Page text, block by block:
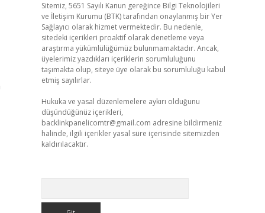
Sitemiz, 5651 Sayılı Kanun gereğince Bilgi Teknolojileri
ve İletişim Kurumu (BTK) tarafından onaylanmış bir Yer
Sağlayıcı olarak hizmet vermektedir. Bu nedenle,
sitedeki içerikleri proaktif olarak denetleme veya
araştırma yükümlülüğümüz bulunmamaktadır. Ancak,
üyelerimiz yazdıkları içeriklerin sorumluluğunu
taşımakta olup, siteye üye olarak bu sorumluluğu kabul
etmiş sayılırlar.
Hukuka ve yasal düzenlemelere aykırı olduğunu
düşündüğünüz içerikleri,
backlinkpanelicomtr@gmail.com adresine bildirmeniz
halinde, ilgili içerikler yasal süre içerisinde sitemizden
kaldırılacaktır.